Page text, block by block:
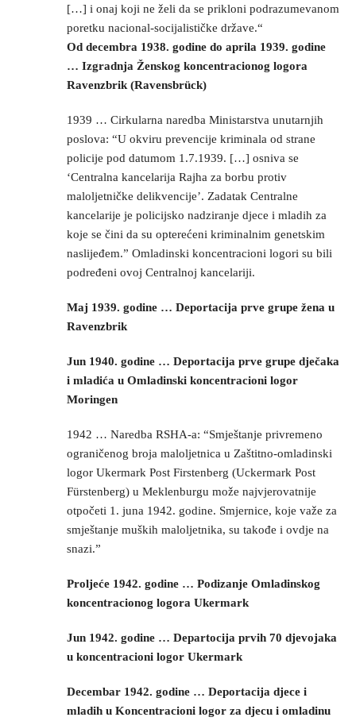
[…] i onaj koji ne želi da se prikloni podrazumevanom
poretku nacional-socijalističke države.“
Od decembra 1938. godine do aprila 1939. godine
… Izgradnja Ženskog koncentracionog logora
Ravenzbrik (Ravensbrück)
1939 … Cirkularna naredba Ministarstva unutarnjih
poslova: “U okviru prevencije kriminala od strane
policije pod datumom 1.7.1939. […] osniva se
‘Centralna kancelarija Rajha za borbu protiv
maloljetničke delikvencije’. Zadatak Centralne
kancelarije je policijsko nadziranje djece i mladih za
koje se čini da su opterećeni kriminalnim genetskim
naslijeđem.” Omladinski koncentracioni logori su bili
podređeni ovoj Centralnoj kancelariji.
Maj 1939. godine … Deportacija prve grupe žena u
Ravenzbrik
Jun 1940. godine … Deportacija prve grupe dječaka
i mladića u Omladinski koncentracioni logor
Moringen
1942 … Naredba RSHA-a: “Smještanje privremeno
ograničenog broja maloljetnica u Zaštitno-omladinski
logor Ukermark Post Firstenberg (Uckermark Post
Fürstenberg) u Meklenburgu može najvjerovatnije
otpočeti 1. juna 1942. godine. Smjernice, koje važe za
smještanje muških maloljetnika, su takođe i ovdje na
snazi.”
Proljeće 1942. godine … Podizanje Omladinskog
koncentracionog logora Ukermark
Jun 1942. godine … Departocija prvih 70 djevojaka
u koncentracioni logor Ukermark
Decembar 1942. godine … Deportacija djece i
mladih u Koncentracioni logor za djecu i omladinu